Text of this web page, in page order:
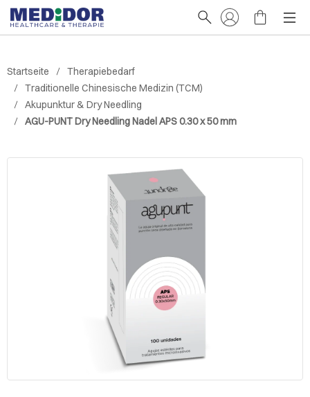
Startseite
Therapiebedarf
Traditionelle Chinesische Medizin (TCM)
Akupunktur & Dry Needling
AGU-PUNT Dry Needling Nadel APS 0.30 x 50 mm